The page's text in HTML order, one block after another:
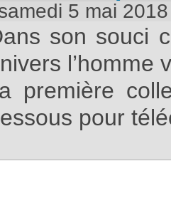
5 mai 2018
son souci
l’homme
première
pour